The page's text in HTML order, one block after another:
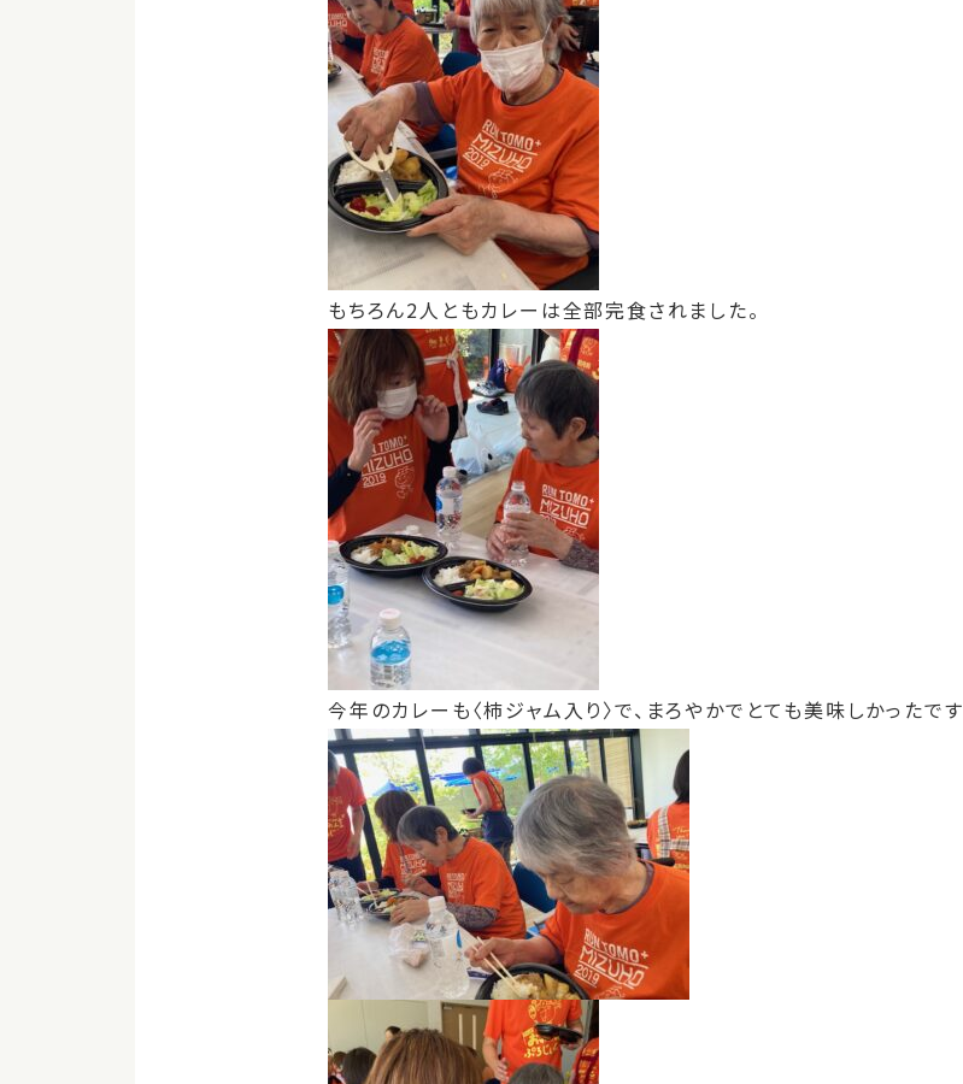
もちろん2人ともカレーは全部完食されました。
今年のカレーも〈柿ジャム入り〉で、まろやかでとても美味しかったです